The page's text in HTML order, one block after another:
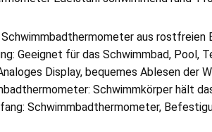
aus
Geeignet für das Schwimmbad, Pool,
Display, bequemes Ablesen der
Schwimmkörper hält
Schwimmbadthermometer,